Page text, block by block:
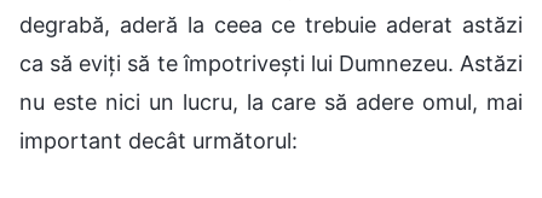
degrabă, aderă la ceea ce trebuie aderat astăzi
ca să eviți să te împotrivești lui Dumnezeu. Astăzi
nu este nici un lucru, la care să adere omul, mai
important decât următorul: